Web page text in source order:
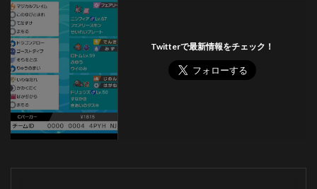
Twitterで最新情報をチェック！